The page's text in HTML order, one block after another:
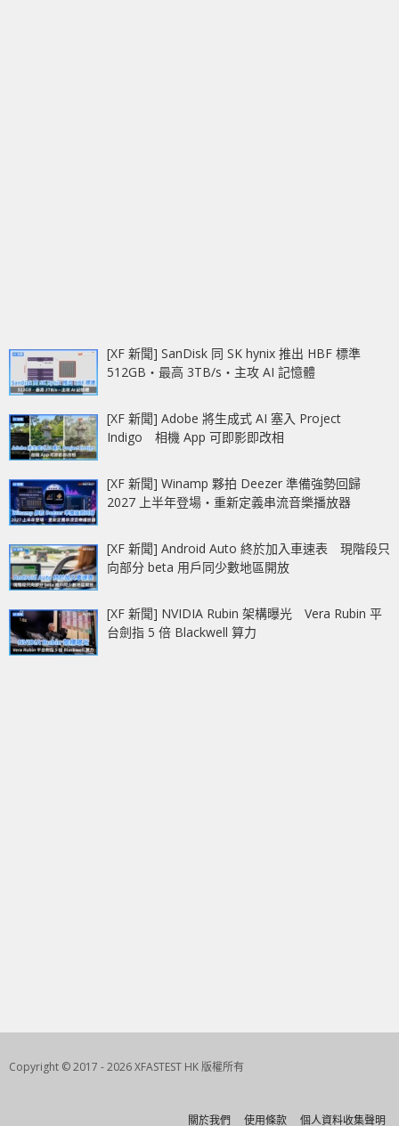
[XF 新聞] SanDisk 同 SK hynix 推出 HBF 標準
512GB‧最高 3TB/s‧主攻 AI 記憶體
[XF 新聞] Adobe 將生成式 AI 塞入 Project
Indigo 相機 App 可即影即改相
[XF 新聞] Winamp 夥拍 Deezer 準備強勢回歸
2027 上半年登場‧重新定義串流音樂播放器
[XF 新聞] Android Auto 終於加入車速表 現階段只
向部分 beta 用戶同少數地區開放
[XF 新聞] NVIDIA Rubin 架構曝光 Vera Rubin 平
台劍指 5 倍 Blackwell 算力
Copyright © 2017 - 2026 XFASTEST HK 版權所有
關於我們 使用條款 個人資料收集聲明